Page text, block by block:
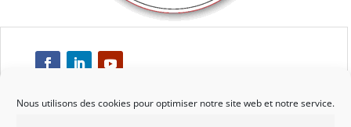
Nous utilisons des cookies pour optimiser notre site web et notre service.